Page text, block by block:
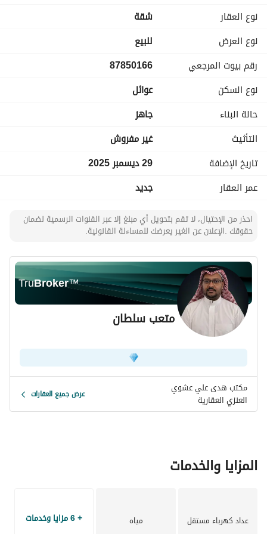
مجلس رجال ببلكونة وحمام ومغاسل
مقلط صالة بحمام ومغاسل
مطبخ بمستودع
غرفة غسيل غرفة نوم
عدد 2 غرفة ماستر
سطح بمجلس بحمام ومغاسل وغرفة غسيل
نوع العقار
شقة
نوع العرض
للبيع
رقم بيوت المرجعي
87850166
نوع السكن
عوائل
حالة البناء
جاهز
التأثيث
غير مفروش
تاريخ الإضافة
29 ديسمبر 2025
عمر العقار
جديد
احذر من الإحتيال، لا تقم بتحويل أي مبلغ إلا عبر القنوات الرسمية لضمان
حقوقك .الإعلان عن الغير يعرضك للمساءلة القانونية.
TruBroker™
متعب سلطان
مكتب هدى علي عشوي
العنزي العقارية عرض جميع العقارات
المزايا والخدمات
عداد كهرباء مستقل مياه + 6 مزايا وخدمات